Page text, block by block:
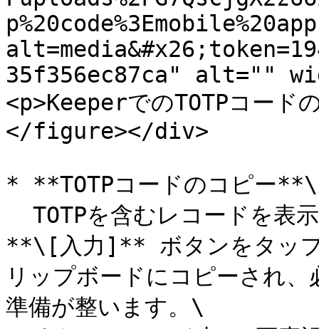
35f356ec87ca" alt=""
<p>KeeperでのTOTPコー
</figure></div>
* **TOTPコードのコピー**\
**\[入力]** ボタンをタップ
リップボードにコピーされ
準備が整います。\